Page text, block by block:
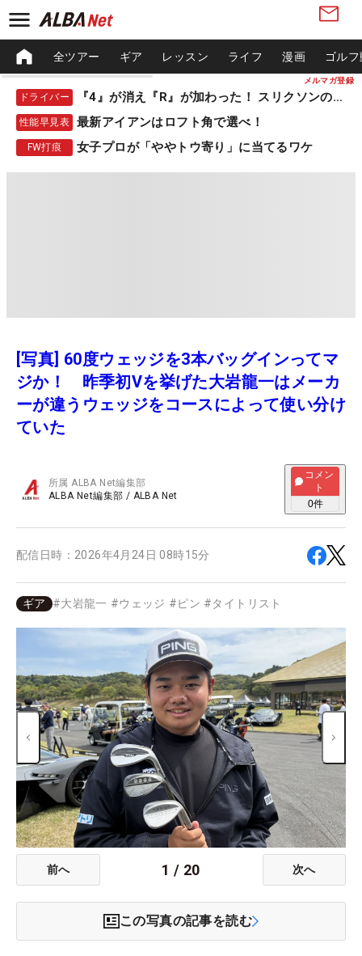
メルマガ登録
全ツアー ギア レッスン ライフ 漫画 ゴル
ドライバー 『4』が消え『R』が加わった！ スリクソンの新作
性能早見表 最新アイアンはロフト角で選べ！
FW打痕 女子プロが「ややトウ寄り」に当てるワケ
[写真] 60度ウェッジを3本バッグインってマ
ジか！ 昨季初Vを挙げた大岩龍一はメーカ
ーが違うウェッジをコースによって使い分け
ていた
所属ALBA Net編集部
ALBA Net編集部 / ALBA Net
コメン
ト
0件
配信日時： 2026年4月24日 08時15分
ギア #大岩龍一 #ウェッジ #ピン #タイトリスト
前へ 1 / 20 次へ
この写真の記事を読む